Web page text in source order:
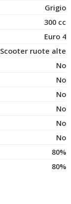
Grigio
300 cc
Euro 4
Scooter ruote alte
No
No
No
No
No
No
80%
80%